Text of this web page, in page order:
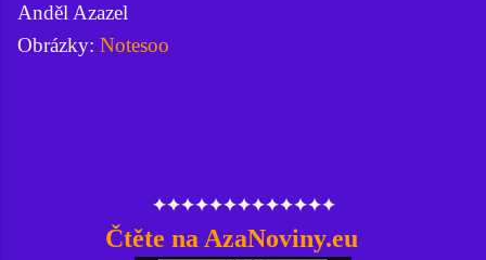
Anděl Azazel
Obrázky: Notesoo
✦✦✦✦✦✦✦✦✦✦✦✦✦
Čtěte na AzaNoviny.eu